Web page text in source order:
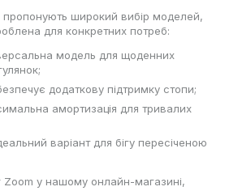
пропонують широкий вибір моделей,
для конкретних потреб:
модель для щоденних
додаткову підтримку стопи;
амортизація для тривалих
варіант для бігу пересіченою
у нашому онлайн-магазині,